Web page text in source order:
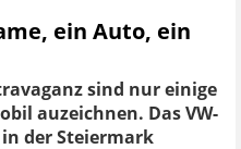
ein Auto, ein
sind nur einige
auzeichnen. Das VW-
der Steiermark